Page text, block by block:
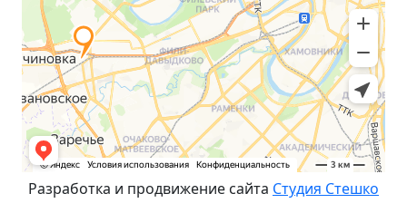
Разработка и продвижение сайта Студия Стешко